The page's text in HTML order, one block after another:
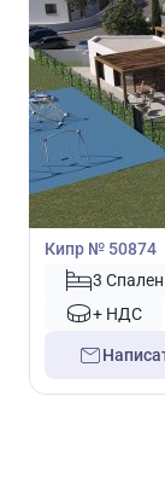
€ 510 000
Вилла
Вилла с 3
Кипр № 50874
3 Спален
+ НДС